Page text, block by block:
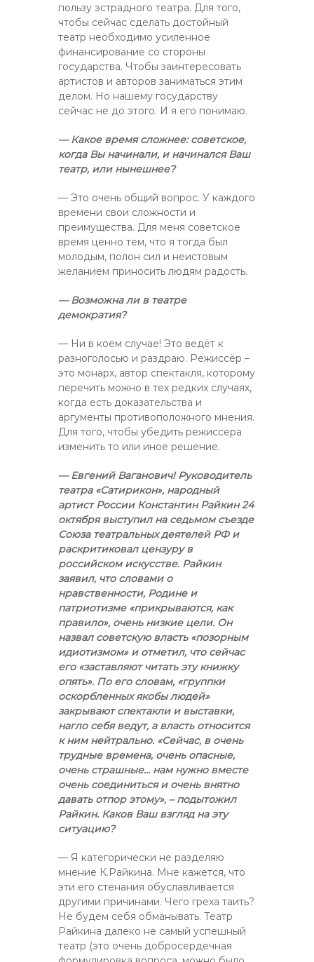
пользу эстрадного театра. Для того,
чтобы сейчас сделать достойный
театр необходимо усиленное
финансирование со стороны
государства. Чтобы заинтересовать
артистов и авторов заниматься этим
делом. Но нашему государству
сейчас не до этого. И я его понимаю.
— Какое время сложнее: советское,
когда Вы начинали, и начинался Ваш
театр, или нынешнее?
— Это очень общий вопрос. У каждого
времени свои сложности и
преимущества. Для меня советское
время ценно тем, что я тогда был
молодым, полон сил и неистовым
желанием приносить людям радость.
— Возможна ли в театре
демократия?
— Ни в коем случае! Это ведёт к
разноголосью и раздраю. Режиссёр –
это монарх, автор спектакля, которому
перечить можно в тех редких случаях,
когда есть доказательства и
аргументы противоположного мнения.
Для того, чтобы убедить режиссера
изменить то или иное решение.
— Евгений Ваганович! Руководитель
театра «Сатирикон», народный
артист России Константин Райкин 24
октября выступил на седьмом съезде
Союза театральных деятелей РФ и
раскритиковал цензуру в
российском искусстве. Райкин
заявил, что словами о
нравственности, Родине и
патриотизме «прикрываются, как
правило», очень низкие цели. Он
назвал советскую власть «позорным
идиотизмом» и отметил, что сейчас
его «заставляют читать эту книжку
опять». По его словам, «группки
оскорбленных якобы людей»
закрывают спектакли и выставки,
нагло себя ведут, а власть относится
к ним нейтрально. «Сейчас, в очень
трудные времена, очень опасные,
очень страшные… нам нужно вместе
очень соединиться и очень внятно
давать отпор этому», – подытожил
Райкин. Каков Ваш взгляд на эту
ситуацию?
— Я категорически не разделяю
мнение К.Райкина. Мне кажется, что
эти его стенания обуславливается
другими причинами. Чего греха таить?
Не будем себя обманывать. Театр
Райкина далеко не самый успешный
театр (это очень добросердечная